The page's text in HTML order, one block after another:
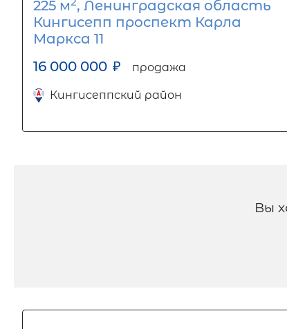
225 м , Ленинградская область
Кингисепп проспект Карла
Маркса 11
16 000 000 ₽ продажа
Кингисеппский район
Вы